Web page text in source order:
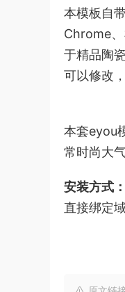
本模板自
Chrome
于精品陶
可以修改
本套eyou
常时尚大
安装方式：
直接绑定